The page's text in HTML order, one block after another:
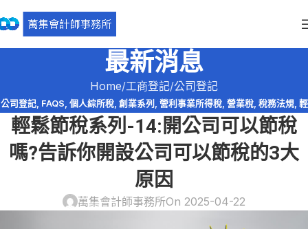
最新消息
Home 工商登記 公司登記
公司登記, FAQS, 個人綜所稅, 創業系列 , 營利事業所得稅, 營業稅, 稅務法規, 輕
鬆節稅
,輕鬆節稅-綜所稅
輕鬆節稅系列-14:開公司可以節稅
嗎?告訴你開設公司可以節稅的3大
原因
萬集會計師事務所On 2025-04-22